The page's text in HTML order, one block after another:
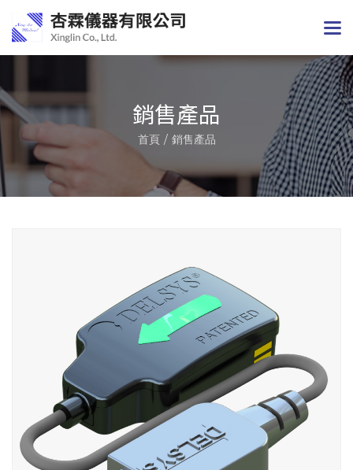
銷售產品
首頁 銷售產品